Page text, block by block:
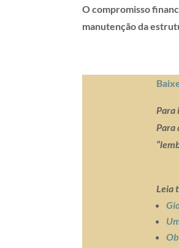
O compromisso
manutenção da
Para
Para
Leia